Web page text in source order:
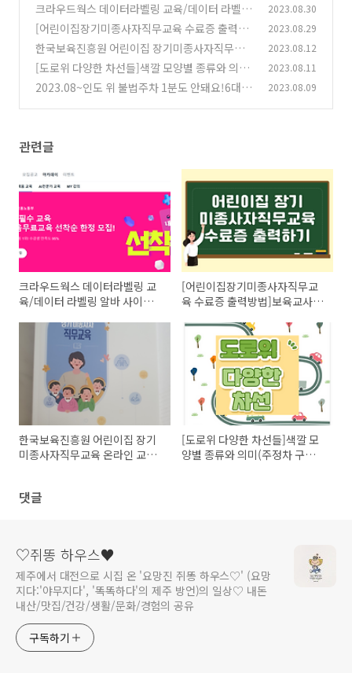
크라우드웍스 데이터라벨링 교육/데이터 라벨링
알바 사이트/참여 가능 작업 확인하기 (6)
2023.08.30
[어린이집장기미종사자직무교육 수료증 출력방
법]보육교사 자격 취득확인서도 한눈에 볼 수있
어요.
(2)
2023.08.29
한국보육진흥원 어린이집 장기미종사자직무교
육 온라인 교육OT/줌(ZOOM)프로그램 설치방
법(모바일, PC)
(6)
2023.08.12
[도로위 다양한 차선들]색깔 모양별 종류와 의미
(주정차 구분선,중앙선) (2)
2023.08.11
2023.08~인도 위 불법주차 1분도 안돼요!6대 주
2023.08.09
관련글
크라우드웍스 데이터라벨링 교
육/데이터 라벨링 알바 사이트/
[어린이집장기미종사자직무교
육 수료증 출력방법]보육교사 자
어요.
한국보육진흥원 어린이집 장기
미종사자직무교육 온라인 교육
[도로위 다양한 차선들]색깔 모
양별 종류와 의미(주정차 구분
댓글
♡쥐똥 하우스♥
제주에서 대전으로 시집 온 '요망진 쥐똥 하우스♡' (요망
지다:'야무지다', '똑똑하다'의 제주 방언)의 일상♡ 내돈
내산/맛집/건강/생활/문화/경험의 공유
구독하기